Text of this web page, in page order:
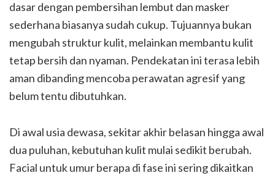
dasar dengan pembersihan lembut dan masker
sederhana biasanya sudah cukup. Tujuannya bukan
mengubah struktur kulit, melainkan membantu kulit
tetap bersih dan nyaman. Pendekatan ini terasa lebih
aman dibanding mencoba perawatan agresif yang
belum tentu dibutuhkan.
Di awal usia dewasa, sekitar akhir belasan hingga awal
dua puluhan, kebutuhan kulit mulai sedikit berubah.
Facial untuk umur berapa di fase ini sering dikaitkan